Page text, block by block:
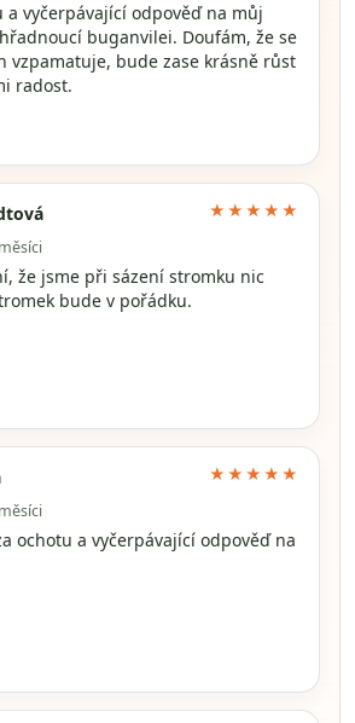
a vyčerpávající odpověď na můj
buganvilei. Doufám, že se
vzpamatuje, bude zase krásně růst
radost.
★★★★★
že jsme při sázení stromku nic
bude v pořádku.
★★★★★
ochotu a vyčerpávající odpověď na